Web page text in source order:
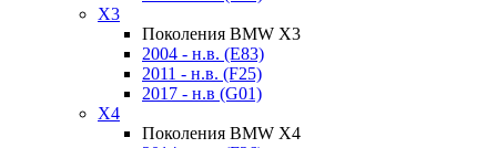
X3
Поколения BMW X3
2004 - н.в. (E83)
2011 - н.в. (F25)
2017 - н.в (G01)
X4
Поколения BMW X4